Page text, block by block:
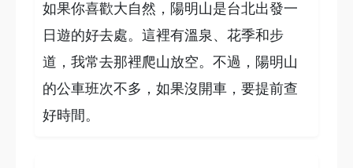
如果你喜歡大自然，陽明山是台北出發一
日遊的好去處。這裡有溫泉、花季和步
道，我常去那裡爬山放空。不過，陽明山
的公車班次不多，如果沒開車，要提前查
好時間。